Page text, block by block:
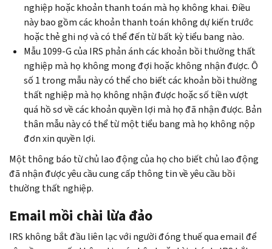
nghiệp hoặc khoản thanh toán mà họ không khai. Điều
này bao gồm các khoản thanh toán không dự kiến trước
hoặc thẻ ghi nợ và có thể đến từ bất kỳ tiểu bang nào.
Mẫu 1099-G của IRS phản ánh các khoản bồi thường thất
nghiệp mà họ không mong đợi hoặc không nhận được. Ô
số 1 trong mẫu này có thể cho biết các khoản bồi thường
thất nghiệp mà họ không nhận được hoặc số tiền vượt
quá hồ sơ về các khoản quyền lợi mà họ đã nhận được. Bản
thân mẫu này có thể từ một tiểu bang mà họ không nộp
đơn xin quyền lợi.
Một thông báo từ chủ lao động của họ cho biết chủ lao động
đã nhận được yêu cầu cung cấp thông tin về yêu cầu bồi
thường thất nghiệp.
Email mồi chài lừa đảo
IRS không bắt đầu liên lạc với người đóng thuế qua email để